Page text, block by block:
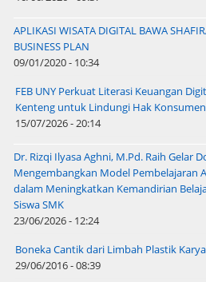
APLIKASI WISATA DIGITAL BAWA
BUSINESS PLAN
09/01/2020 - 10:34
FEB UNY Perkuat Literasi Keuangan
Kenteng untuk Lindungi Hak Konsumen
15/07/2026 - 20:14
Dr. Rizqi Ilyasa Aghni, M.Pd. Raih Gelar
Mengembangkan Model Pembelajaran
dalam Meningkatkan Kemandirian
Siswa SMK
23/06/2026 - 12:24
Boneka Cantik dari Limbah Plastik
29/06/2016 - 08:39